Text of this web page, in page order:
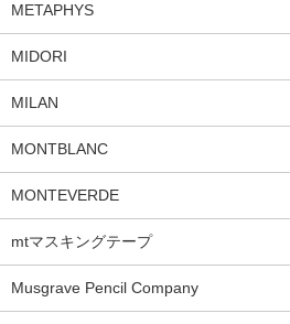
METAPHYS
MIDORI
MILAN
MONTBLANC
MONTEVERDE
mtマスキングテープ
Musgrave Pencil Company